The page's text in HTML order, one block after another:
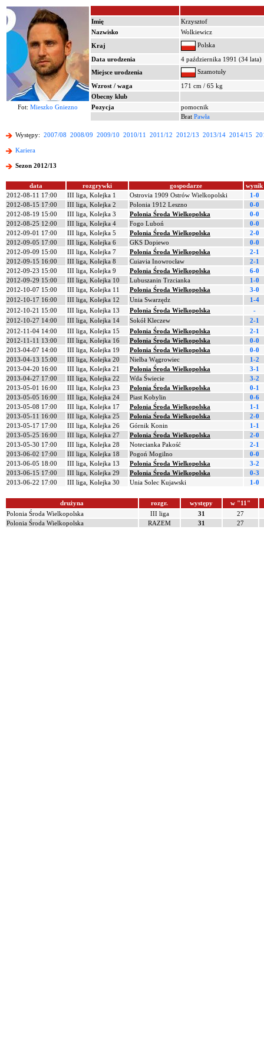
Imię
Krzysztof
Nazwisko
Wolkiewicz
Kraj
Polska
Data urodzenia
4 października 1991 (34 lata)
Miejsce urodzenia
Szamotuły
Wzrost / waga
171 cm / 65 kg
Obecny klub
Fot: Mieszko Gniezno Pozycja
pomocnik
Brat Pawła
Występy: 2007/08 2008/09 2009/10 2010/11 2011/12 2012/13 2013/14 2014/15
Kariera
Sezon 2012/13
data rozgrywki gospodarze
wynik
2012-08-11 17:00
III liga, Kolejka 1 Ostrovia 1909 Ostrów Wielkopolski
1-0
2012-08-15 17:00
III liga, Kolejka 2 Polonia 1912 Leszno
0-0
2012-08-19 15:00
III liga, Kolejka 3 Polonia Środa Wielkopolska
0-0
2012-08-25 12:00
III liga, Kolejka 4 Fogo Luboń
0-0
2012-09-01 17:00
III liga, Kolejka 5 Polonia Środa Wielkopolska
2-0
2012-09-05 17:00
III liga, Kolejka 6 GKS Dopiewo
0-0
2012-09-09 15:00
III liga, Kolejka 7 Polonia Środa Wielkopolska
2-1
2012-09-15 16:00
III liga, Kolejka 8 Cuiavia Inowrocław
2-1
2012-09-23 15:00
III liga, Kolejka 9 Polonia Środa Wielkopolska
6-0
2012-09-29 15:00
III liga, Kolejka 10 Lubuszanin Trzcianka
1-0
2012-10-07 15:00
III liga, Kolejka 11 Polonia Środa Wielkopolska
3-0
2012-10-17 16:00
III liga, Kolejka 12 Unia Swarzędz
1-4
2012-10-21 15:00
III liga, Kolejka 13 Polonia Środa Wielkopolska
-
2012-10-27 14:00
III liga, Kolejka 14 Sokół Kleczew
2-1
2012-11-04 14:00
III liga, Kolejka 15 Polonia Środa Wielkopolska
2-1
2012-11-11 13:00
III liga, Kolejka 16 Polonia Środa Wielkopolska
0-0
2013-04-07 14:00
III liga, Kolejka 19 Polonia Środa Wielkopolska
0-0
2013-04-13 15:00
III liga, Kolejka 20 Nielba Wągrowiec
1-2
2013-04-20 16:00
III liga, Kolejka 21 Polonia Środa Wielkopolska
3-1
2013-04-27 17:00
III liga, Kolejka 22 Wda Świecie
3-2
2013-05-01 16:00
III liga, Kolejka 23 Polonia Środa Wielkopolska
0-1
2013-05-05 16:00
III liga, Kolejka 24 Piast Kobylin
0-6
2013-05-08 17:00
III liga, Kolejka 17 Polonia Środa Wielkopolska
1-1
2013-05-11 16:00
III liga, Kolejka 25 Polonia Środa Wielkopolska
2-0
2013-05-17 17:00
III liga, Kolejka 26 Górnik Konin
1-1
2013-05-25 16:00
III liga, Kolejka 27 Polonia Środa Wielkopolska
2-0
2013-05-30 17:00
III liga, Kolejka 28 Notecianka Pakość
2-1
2013-06-02 17:00
III liga, Kolejka 18 Pogoń Mogilno
0-0
2013-06-05 18:00
III liga, Kolejka 13 Polonia Środa Wielkopolska
3-2
2013-06-15 17:00
III liga, Kolejka 29 Polonia Środa Wielkopolska
0-3
2013-06-22 17:00
III liga, Kolejka 30 Unia Solec Kujawski 1-0
drużyna rozgr. występy
w "11"
Polonia Środa Wielkopolska
III liga 31
27
Polonia Środa Wielkopolska
RAZEM 31 27